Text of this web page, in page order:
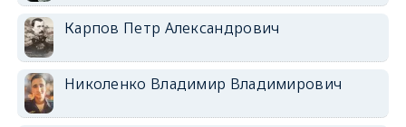
Карпов Петр Александрович
Николенко Владимир Владимирович